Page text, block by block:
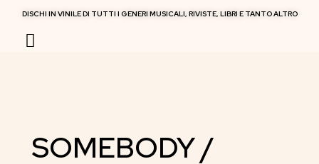
DISCHI IN VINILE DI TUTTI I GENERI MUSICALI, RIVISTE, LIBRI E TANTO ALTRO
SOMEBODY /